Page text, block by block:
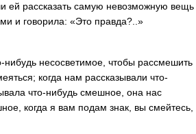
ей рассказать самую невозможную вещь
и говорила: «Это правда?..»
несосветимое, чтобы рассмешить
когда нам рассказывали что-
что-нибудь смешное, она нас
когда я вам подам знак, вы смейтесь,